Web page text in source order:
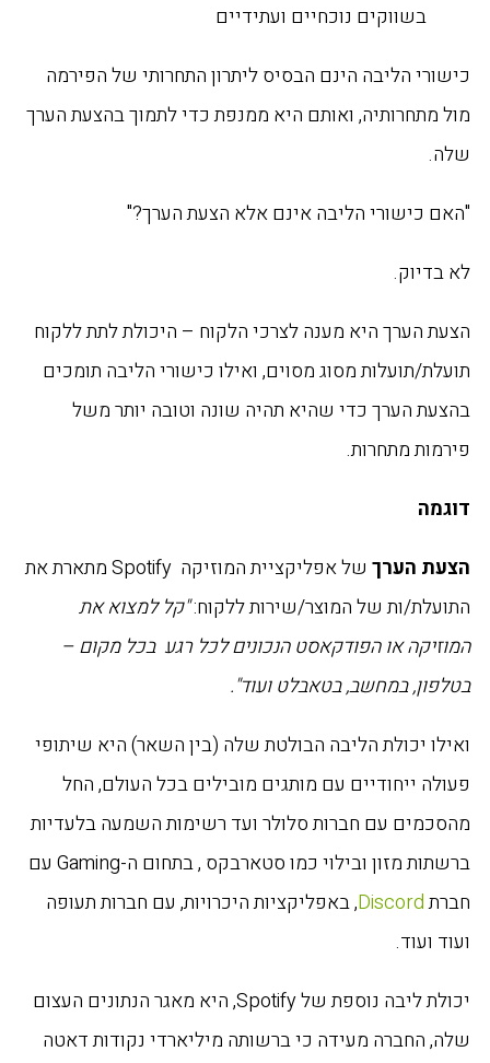
בשווקים נוכחיים ועתידיים
כישורי הליבה הינם הבסיס ליתרון התחרותי של הפירמה
מול מתחרותיה, ואותם היא ממנפת כדי לתמוך בהצעת הערך
שלה.
"האם כישורי הליבה אינם אלא הצעת הערך?"
לא בדיוק.
הצעת הערך היא מענה לצרכי הלקוח – היכולת לתת ללקוח
תועלת/תועלות מסוג מסוים, ואילו כישורי הליבה תומכים
בהצעת הערך כדי שהיא תהיה שונה וטובה יותר משל
פירמות מתחרות.
דוגמה
הצעת הערך
של אפליקציית המוזיקה Spotify מתארת את
התועלת/ות של המוצר/שירות ללקוח:"קל למצוא את
המוזיקה או הפודקאסט הנכונים לכל רגע בכל מקום –
בטלפון, במחשב, בטאבלט ועוד".
ואילו יכולת הליבה הבולטת שלה (בין השאר) היא שיתופי
פעולה ייחודיים עם מותגים מובילים בכל העולם, החל
מהסכמים עם חברות סלולר ועד רשימות השמעה בלעדיות
ברשתות מזון ובילוי כמו סטארבקס , בתחום ה-Gaming עם
חברתDiscord, באפליקציות היכרויות, עם חברות תעופה
ועוד ועוד.
יכולת ליבה נוספת של Spotify, היא מאגר הנתונים העצום
שלה, החברה מעידה כי ברשותה מיליארדי נקודות דאטה